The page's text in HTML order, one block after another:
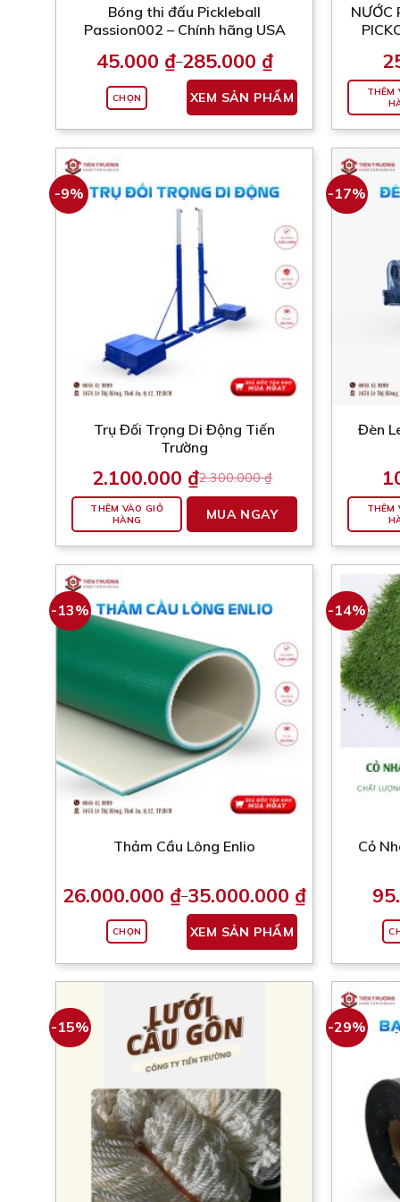
Bóng thi đấu Pickleball
Passion002 – Chính hãng USA
45.000 ₫–285.000 ₫
Khoảng
giá:
từ
45.000 ₫
đến
285.000 ₫
CHỌN XEM SẢN PHẨM
Sản
tùy
chọn
có
thể
được
trang
NƯỚC
THÊM
-9%
Trụ Đối Trọng Di Động Tiến
Trường
2.300.000₫
Giá
gốc
2.300.000 ₫.
2.100.000 ₫
Giá
hiện
2.100.000 ₫.
THÊM VÀO GIỎ
HÀNG
MUA NGAY
-17%
Đèn
THÊM
-13%
Thảm Cầu Lông Enlio
26.000.000 ₫–35.000.000 ₫
Khoảng
giá:
từ
26.000.000 ₫
đến
35.000.000 ₫
CHỌN XEM SẢN PHẨM
Sản
-14%
Cỏ
-15% -29%